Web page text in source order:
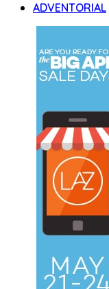
ADVENTORIAL